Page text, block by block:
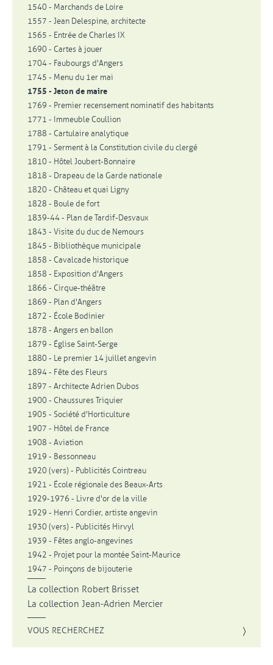
1540 - Marchands de Loire
1557 - Jean Delespine, architecte
1565 - Entrée de Charles IX
1690 - Cartes à jouer
1704 - Faubourgs d'Angers
1745 - Menu du 1er mai
1755 - Jeton de maire
1769 - Premier recensement nominatif des habitants
1771 - Immeuble Coullion
1788 - Cartulaire analytique
1791 - Serment à la Constitution civile du clergé
1810 - Hôtel Joubert-Bonnaire
1818 - Drapeau de la Garde nationale
1820 - Château et quai Ligny
1828 - Boule de fort
1839-44 - Plan de Tardif-Desvaux
1843 - Visite du duc de Nemours
1845 - Bibliothèque municipale
1858 - Cavalcade historique
1858 - Exposition d'Angers
1866 - Cirque-théâtre
1869 - Plan d'Angers
1872 - École Bodinier
1878 - Angers en ballon
1879 - Église Saint-Serge
1880 - Le premier 14 juillet angevin
1894 - Fête des Fleurs
1897 - Architecte Adrien Dubos
1900 - Chaussures Triquier
1905 - Société d'Horticulture
1907 - Hôtel de France
1908 - Aviation
1919 - Bessonneau
1920 (vers) - Publicités Cointreau
1921 - École régionale des Beaux-Arts
1929-1976 - Livre d'or de la ville
1929 - Henri Cordier, artiste angevin
1930 (vers) - Publicités Hirvyl
1939 - Fêtes anglo-angevines
1942 - Projet pour la montée Saint-Maurice
1947 - Poinçons de bijouterie
La collection Robert Brisset
La collection Jean-Adrien Mercier
VOUS RECHERCHEZ